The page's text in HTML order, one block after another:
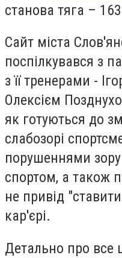
станова тяга –
Сайт міста
поспілкувався з
з її тренерами -
Олексієм
як готуються до
слабозорі
порушеннями
спортом, а також
не привід
кар'єрі.
Детально про все